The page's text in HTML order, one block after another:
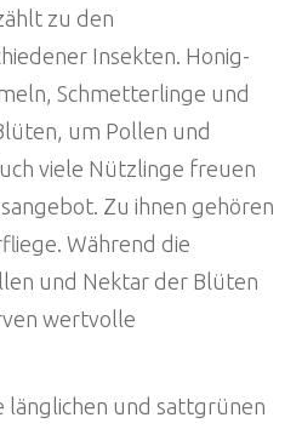
zu den
Insekten. Honig-
Schmetterlinge und
um Pollen und
viele Nützlinge freuen
Zu ihnen gehören
Während die
und Nektar der Blüten
wertvolle
länglichen und sattgrünen